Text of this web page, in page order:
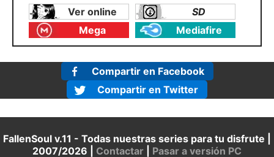
Ver online
SD
Mega
Mediafire
Compartir en Facebook
Compartir en Twitter
FallenSoul v.11 - Todas nuestras series para tu disfrute |
2007/2026 | Contactar Pasar a versión PC